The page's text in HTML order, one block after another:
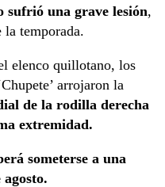
sufrió una grave lesión,
temporada.
elenco quillotano, los
arrojaron la
de la rodilla derecha
extremidad.
someterse a una